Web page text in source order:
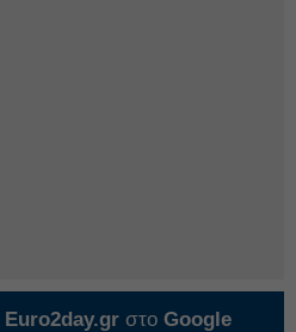
Euro2day.gr στο Google